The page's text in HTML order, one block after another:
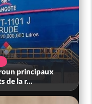
principaux
de la r...